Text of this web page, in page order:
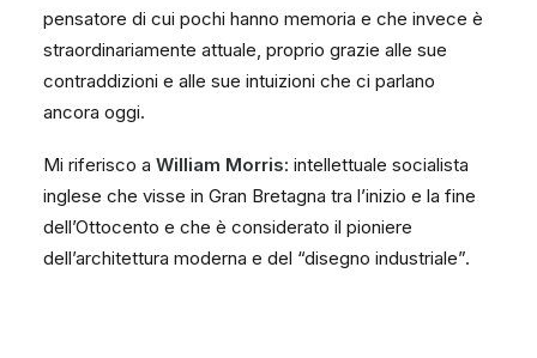
pensatore di cui pochi hanno memoria e che invece è
straordinariamente attuale, proprio grazie alle sue
contraddizioni e alle sue intuizioni che ci parlano
ancora oggi.
Mi riferisco a William Morris: intellettuale socialista
inglese che visse in Gran Bretagna tra l’inizio e la fine
dell’Ottocento e che è considerato il pioniere
dell’architettura moderna e del “disegno industriale”.